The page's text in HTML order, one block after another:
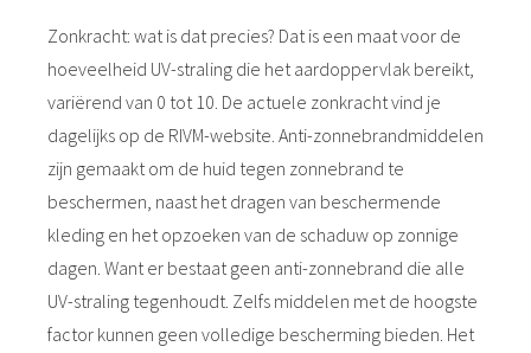
Zonkracht: wat is dat precies? Dat is een maat voor de
hoeveelheid UV-straling die het aardoppervlak bereikt,
variërend van 0 tot 10. De actuele zonkracht vind je
dagelijks op de RIVM-website. Anti-zonnebrandmiddelen
zijn gemaakt om de huid tegen zonnebrand te
beschermen, naast het dragen van beschermende
kleding en het opzoeken van de schaduw op zonnige
dagen. Want er bestaat geen anti-zonnebrand die alle
UV-straling tegenhoudt. Zelfs middelen met de hoogste
factor kunnen geen volledige bescherming bieden. Het